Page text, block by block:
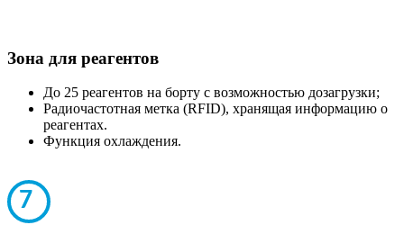
Зона для реагентов
До 25 реагентов на борту с возможностью дозагрузки;
Радиочастотная метка (RFID), хранящая информацию о
реагентах.
Функция охлаждения.
7